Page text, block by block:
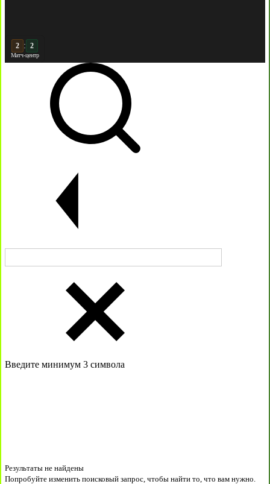
3 :
Матч-центр
Введите минимум 3 символа
Результаты не найдены
Попробуйте изменить поисковый запрос, чтобы найти то, что вам нужно.